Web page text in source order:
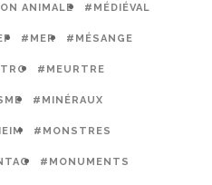
ANIMALE #MÉDIÉVAL
#MER #MÉSANGE
#MEURTRE
#MINÉRAUX
#MONSTRES
#MONUMENTS